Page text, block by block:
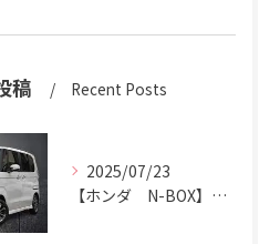
稿 Recent Posts
2025/07/23
【ホンダ N-BOX】N-BOXをハッピーカーズ市原中央店にお売りください。